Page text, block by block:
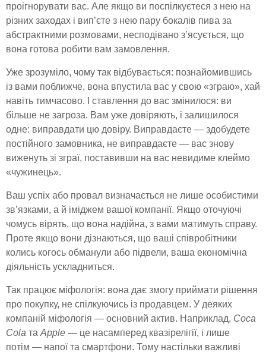
проігнорувати вас. Але якщо ви поспілкуєтеся з нею на
різних заходах і вип’єте з нею пару бокалів пива за
абстрактними розмовами, несподівано з’ясується, що
вона готова робити вам замовлення.
Уже зрозуміло, чому так відбувається: познайомившись
із вами поближче, вона впустила вас у свою «зграю», хай
навіть тимчасово. І ставлення до вас змінилося: ви
більше не загроза. Вам уже довіряють, і залишилося
одне: виправдати цю довіру. Виправдаєте — здобудете
постійного замовника, не виправдаєте — вас знову
виженуть зі зграї, поставивши на вас невидиме клеймо
«чужинець».
Ваш успіх або провал визначається не лише особистими
зв’язками, а й іміджем вашої компанії. Якщо оточуючі
чомусь вірять, що вона надійна, з вами матимуть справу.
Проте якщо вони дізнаються, що ваші співробітники
колись когось обманули або підвели, ваша економічна
діяльність ускладниться.
Так працює міфологія: вона дає змогу приймати рішення
про покупку, не спілкуючись із продавцем. У деяких
компаній міфологія — основний актив. Наприклад, Coca
Cola та Apple — це насамперед квазірелігії, і лише
потім — напої та смартфони. Тому настільки важливі